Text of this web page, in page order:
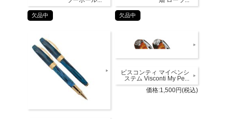
欠品中 欠品中
ビスコンティ マイペンシ
ステム Visconti My Pe...
価格:1,500円(税込)